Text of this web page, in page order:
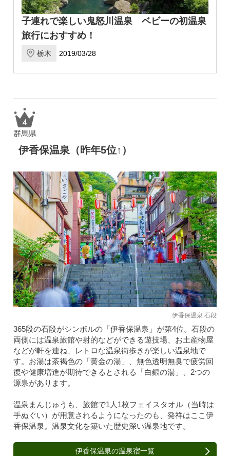
子連れで楽しい鬼怒川温泉 ベビーの初温泉
旅行におすすめ！
栃木 2019/03/28
群馬県
伊香保温泉（昨年5位↑）
伊香保温泉 石段
365段の石段がシンボルの「伊香保温泉」が第4位。石段の
両側には温泉旅館や射的などができる遊技場、お土産物屋
などが軒を連ね、レトロな温泉街歩きが楽しい温泉地で
す。お湯は茶褐色の「黄金の湯」、無色透明無臭で疲労回
復や健康増進が期待できるとされる「白銀の湯」、2つの
源泉があります。
温泉まんじゅうも、旅館で1人1枚フェイスタオル（当時は
手ぬぐい）が用意されるようになったのも、発祥はここ伊
香保温泉。温泉文化を築いた歴史深い温泉地です。
伊香保温泉の温泉宿一覧